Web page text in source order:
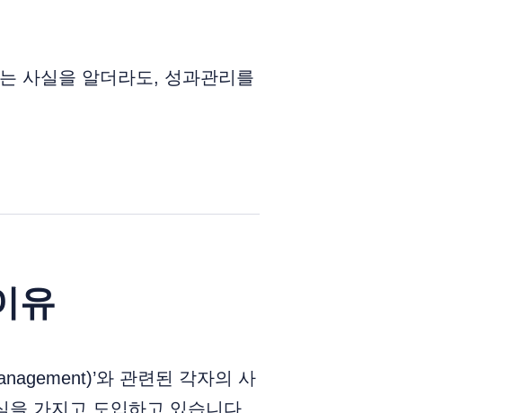
사실을 알더라도, 성과관리를
유
와 관련된 각자의 사
가지고 도입하고 있습니다.